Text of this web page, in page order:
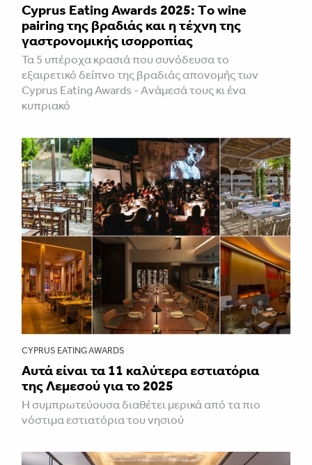
Cyprus Eating Awards 2025: Τo wine
pairing της βραδιάς και η τέχνη της
γαστρονομικής ισορροπίας
Τα 5 υπέροχα κρασιά που συνόδευσα το
εξαιρετικό δείπνο της βραδιάς απονομής των
Cyprus Eating Awards - Aνάμεσά τους κι ένα
κυπριακό
CYPRUS EATING AWARDS
Αυτά είναι τα 11 καλύτερα εστιατόρια
της Λεμεσού για το 2025
Η συμπρωτεύουσα διαθέτει μερικά από τα πιο
νόστιμα εστιατόρια του νησιού